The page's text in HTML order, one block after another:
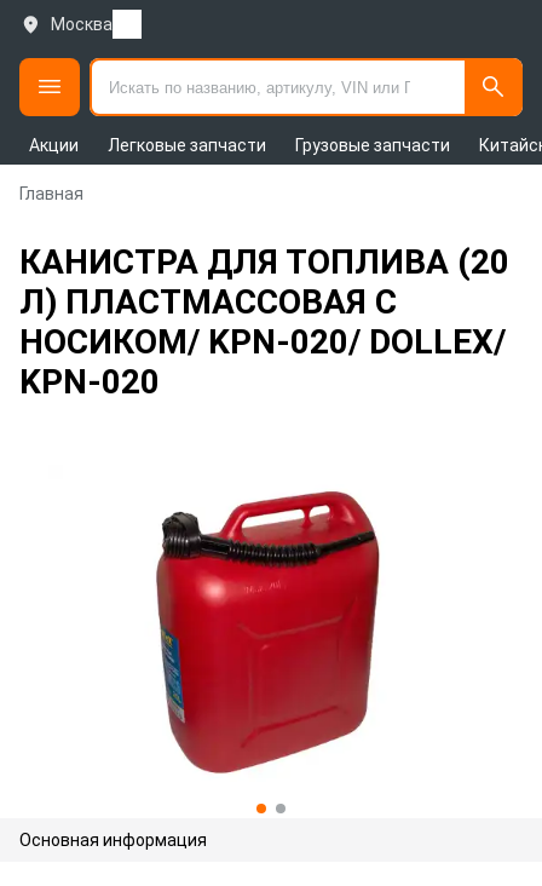
Москва
Акции Легковые запчасти Грузовые запчасти
Главная
КАНИСТРА ДЛЯ ТОПЛИВА (20
Л) ПЛАСТМАССОВАЯ С
НОСИКОМ/ KPN-020/ DOLLEX/
KPN-020
Основная информация